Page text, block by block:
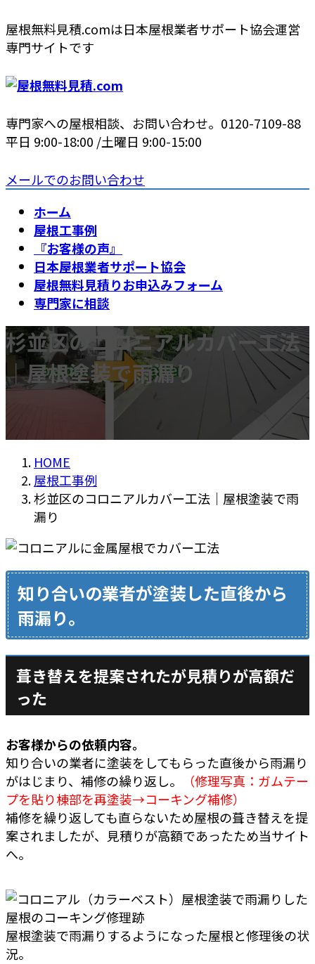
コ
ン
テ
ン
ツ
ス
キ
プ
ナ
ビ
ゲ
ー
シ
ン
に
動
屋根無料見積.comは日本屋根業者サポート協会運営
専門サイトです
専門家への屋根相談、お問い合わせ。 0120-7109-88
平日 9:00-18:00 /土曜日 9:00-15:00
メールでのお問い合わせ
ホーム
屋根工事例
『お客様の声』
日本屋根業者サポート協会
屋根無料見積りお申込みフォーム
専門家に相談
杉並区のコロニアルカバー工法
｜屋根塗装で雨漏り
HOME
屋根工事例
杉並区のコロニアルカバー工法｜屋根塗装で雨
漏り
知り合いの業者が塗装した直後から
雨漏り。
葺き替えを提案されたが見積りが高額だ
った
お客様からの依頼内容。
知り合いの業者に塗装をしてもらった直後から雨漏り
がはじまり、補修の繰り返し。
（修理写真：ガムテー
プを貼り棟部を再塗装→コーキング補修）
補修を繰り返しても直らないため屋根の葺き替えを提
案されましたが、見積りが高額であったため当サイト
へ。
屋根塗装で雨漏りするようになった屋根と修理後の状
況。